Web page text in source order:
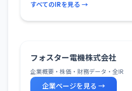
すべてのIRを見る →
フォスター電機株式会社
企業概要・株価・財務データ・全IR
企業ページを見る →